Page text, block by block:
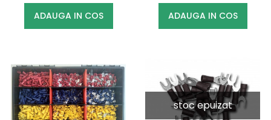
ADAUGA IN COS ADAUGA IN COS
stoc epuizat